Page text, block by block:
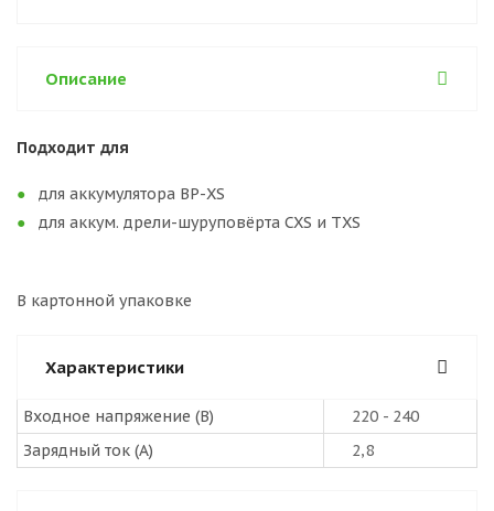
Описание
Подходит для
для аккумулятора BP-XS
для аккум. дрели-шуруповёрта CXS и TXS
В картонной упаковке
Характеристики
Входное напряжение (В)
220 - 240
Зарядный ток (А)
2,8